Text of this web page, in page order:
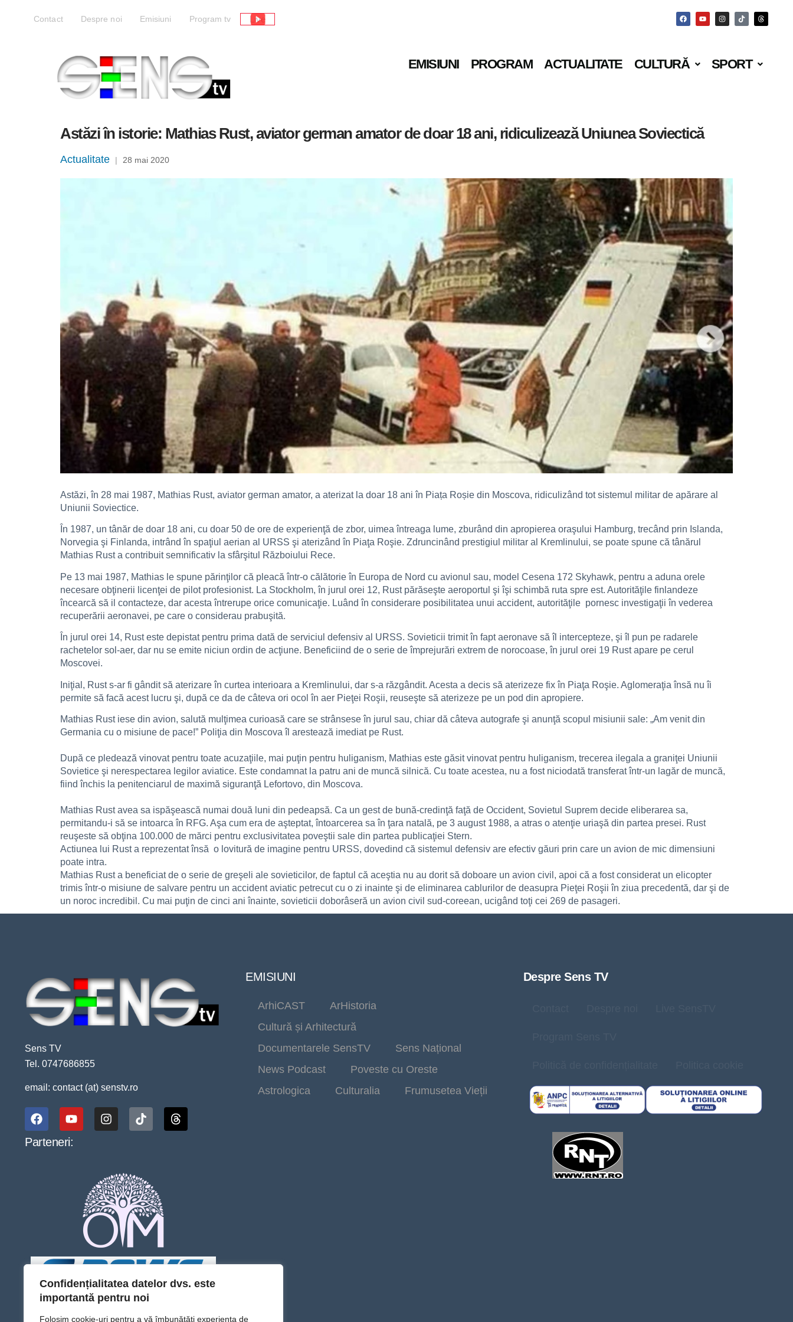
Confidențialitatea datelor dvs. este
importantă pentru noi
Folosim cookie-uri pentru a vă îmbunătăți experiența de
Contact Despre noi Emisiuni Program tv Live
EMISIUNI PROGRAM ACTUALITATE CULTURĂ SPORT
Astăzi în istorie: Mathias Rust, aviator german amator de doar 18 ani, ridiculizează Uniunea Soviectică
Actualitate | 28 mai 2020
Astăzi, în 28 mai 1987, Mathias Rust, aviator german amator, a aterizat la doar 18 ani în Piața Roșie din Moscova, ridiculizând tot sistemul militar de apărare al
Uniunii Soviectice.
În 1987, un tânăr de doar 18 ani, cu doar 50 de ore de experienţă de zbor, uimea întreaga lume, zburând din apropierea oraşului Hamburg, trecând prin Islanda,
Norvegia şi Finlanda, intrând în spaţiul aerian al URSS şi aterizând în Piaţa Roşie. Zdruncinând prestigiul militar al Kremlinului, se poate spune că tânărul
Mathias Rust a contribuit semnificativ la sfârşitul Războiului Rece.
Pe 13 mai 1987, Mathias le spune părinţilor că pleacă într-o călătorie în Europa de Nord cu avionul sau, model Cesena 172 Skyhawk, pentru a aduna orele
necesare obţinerii licenţei de pilot profesionist. La Stockholm, în jurul orei 12, Rust părăseşte aeroportul şi îşi schimbă ruta spre est. Autorităţile finlandeze
încearcă să il contacteze, dar acesta întrerupe orice comunicaţie. Luând în considerare posibilitatea unui accident, autorităţile pornesc investigaţii în vederea
recuperării aeronavei, pe care o considerau prabuşită.
În jurul orei 14, Rust este depistat pentru prima dată de serviciul defensiv al URSS. Sovieticii trimit în fapt aeronave să îl intercepteze, şi îl pun pe radarele
rachetelor sol-aer, dar nu se emite niciun ordin de acţiune. Beneficiind de o serie de împrejurări extrem de norocoase, în jurul orei 19 Rust apare pe cerul
Moscovei.
Iniţial, Rust s-ar fi gândit să aterizare în curtea interioara a Kremlinului, dar s-a răzgândit. Acesta a decis să aterizeze fix în Piaţa Roşie. Aglomeraţia însă nu îi
permite să facă acest lucru şi, după ce da de câteva ori ocol în aer Pieţei Roşii, reuseşte să aterizeze pe un pod din apropiere.
Mathias Rust iese din avion, salută mulţimea curioasă care se strânsese în jurul sau, chiar dă câteva autografe şi anunţă scopul misiunii sale: „Am venit din
Germania cu o misiune de pace!” Poliţia din Moscova îl arestează imediat pe Rust.
După ce pledează vinovat pentru toate acuzaţiile, mai puţin pentru huliganism, Mathias este găsit vinovat pentru huliganism, trecerea ilegala a graniţei Uniunii
Sovietice şi nerespectarea legilor aviatice. Este condamnat la patru ani de muncă silnică. Cu toate acestea, nu a fost niciodată transferat într-un lagăr de muncă,
fiind închis la penitenciarul de maximă siguranţă Lefortovo, din Moscova.
Mathias Rust avea sa ispăşească numai două luni din pedeapsă. Ca un gest de bună-credinţă faţă de Occident, Sovietul Suprem decide eliberarea sa,
permitandu-i să se intoarca în RFG. Aşa cum era de aşteptat, întoarcerea sa în ţara natală, pe 3 august 1988, a atras o atenţie uriaşă din partea presei. Rust
reuşeste să obţina 100.000 de mărci pentru exclusivitatea poveştii sale din partea publicaţiei Stern.
Actiunea lui Rust a reprezentat însă o lovitură de imagine pentru URSS, dovedind că sistemul defensiv are efectiv găuri prin care un avion de mic dimensiuni
poate intra.
Mathias Rust a beneficiat de o serie de greşeli ale sovieticilor, de faptul că aceştia nu au dorit să doboare un avion civil, apoi că a fost considerat un elicopter
trimis într-o misiune de salvare pentru un accident aviatic petrecut cu o zi inainte şi de eliminarea cablurilor de deasupra Pieţei Roşii în ziua precedentă, dar şi de
un noroc incredibil. Cu mai puţin de cinci ani înainte, sovieticii doborâseră un avion civil sud-coreean, ucigând toţi cei 269 de pasageri.
Sens TV
Tel. 0747686855
email: contact (at) senstv.ro
Parteneri:
EMISIUNI
ArhiCAST
ArHistoria
Cultură și Arhitectură
Documentarele SensTV
Sens Național
News Podcast
Poveste cu Oreste
Astrologica
Culturalia Frumusetea Vieții
Despre Sens TV